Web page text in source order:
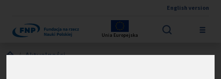
English version
Unia Europejska
Jesteś tutaj:
Aktualności